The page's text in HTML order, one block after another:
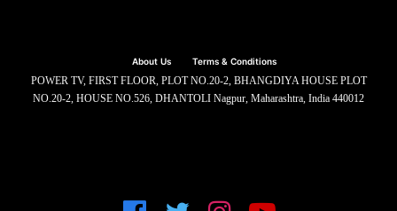
About Us Terms & Conditions
POWER TV, FIRST FLOOR, PLOT NO.20-2, BHANGDIYA HOUSE PLOT
NO.20-2, HOUSE NO.526, DHANTOLI Nagpur, Maharashtra, India 440012